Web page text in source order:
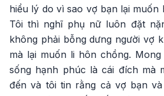
hiểu lý do vì sao vợ bạn lại muốn
Tôi thì nghĩ phụ nữ luôn đặt
không phải bỗng dưng người vợ
mà lại muốn li hôn chồng.
sống hạnh phúc là cái đích mà
đến và tôi tin rằng cả vợ bạn